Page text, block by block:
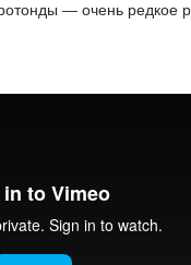
— очень редкое